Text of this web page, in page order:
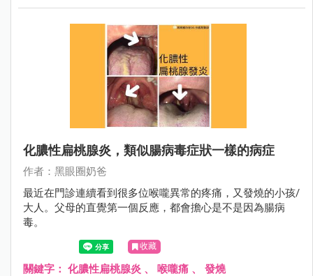
化膿性扁桃腺炎，類似腸病毒症狀一樣的病症
作者：黑眼圈奶爸
最近在門診連續看到很多位喉嚨異常的疼痛，又發燒的小孩/
大人。父母的直覺第一個反應，都會擔心是不是因為腸病
毒。
收藏
關鍵字： 化膿性扁桃腺炎 、 喉嚨痛 、 發燒